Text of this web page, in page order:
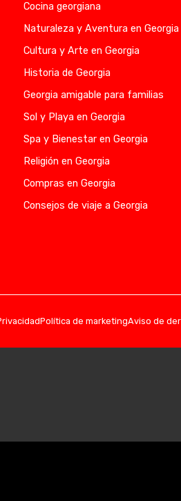
Cocina georgiana
Naturaleza y Aventura en Georgia
Cultura y Arte en Georgia
Historia de Georgia
Georgia amigable para familias
Sol y Playa en Georgia
Spa y Bienestar en Georgia
Religión en Georgia
Compras en Georgia
Consejos de viaje a Georgia
Política de marketingAviso de